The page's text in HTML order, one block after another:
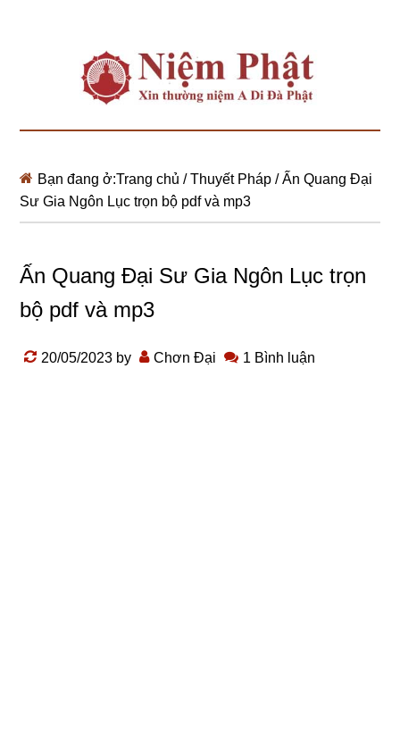
Bạn đang ở:Trang chủ / Thuyết Pháp /Ấn Quang Đại
Sư Gia Ngôn Lục trọn bộ pdf và mp3
Ấn Quang Đại Sư Gia Ngôn Lục trọn
bộ pdf và mp3
20/05/2023 by Chơn Đại 1 Bình luận